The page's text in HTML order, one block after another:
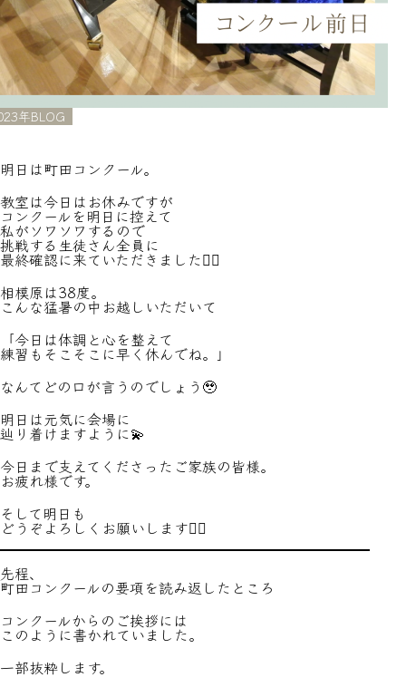
年BLOG
明日は町田コンクール。
教室は今日はお休みですが
コンクールを明日に控えて
私がソワソワするので
挑戦する生徒さん全員に
最終確認に来ていただきました🙇‍♀️
相模原は38度。
こんな猛暑の中お越しいただいて
「今日は体調と心を整えて
練習もそこそこに早く休んでね。」
なんてどの口が言うのでしょう🥹
明日は元気に会場に
辿り着けますように💫
今日まで支えてくださったご家族の皆様。
お疲れ様です。
そして明日も
どうぞよろしくお願いします🙇‍♀️
先程、
町田コンクールの要項を読み返したところ
コンクールからのご挨拶には
このように書かれていました。
一部抜粋します。